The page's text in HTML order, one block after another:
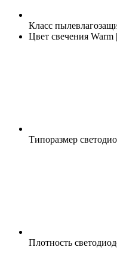
Класс
Цвет свечения Warm
Типоразмер
Плотность